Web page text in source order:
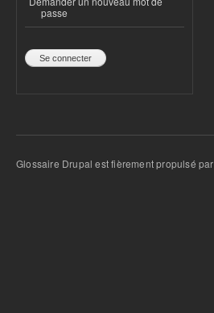
passe
Glossaire Drupal est fièrement propulsé par